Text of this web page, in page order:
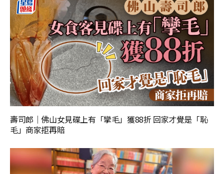
壽司郎｜佛山女見碟上有「攣毛」獲88折 回家才覺是「恥
毛」商家拒再賠